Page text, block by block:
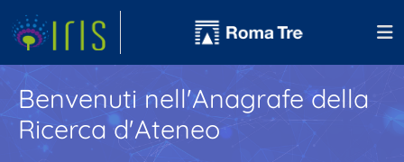
Benvenuti nell'Anagrafe della
Ricerca d'Ateneo